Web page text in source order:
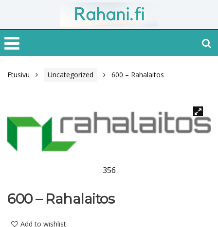
Etusivu Uncategorized 600 – Rahalaitos
356
600 – Rahalaitos
Add to wishlist